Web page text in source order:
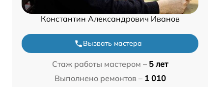
Константин Александрович Иванов
Вызвать мастера
Стаж работы мастером – 5 лет
Выполнено ремонтов – 1 010